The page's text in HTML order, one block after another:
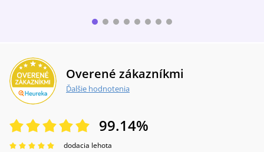
Overené zákazníkmi
Ďalšie hodnotenia
99.14%
dodacia lehota